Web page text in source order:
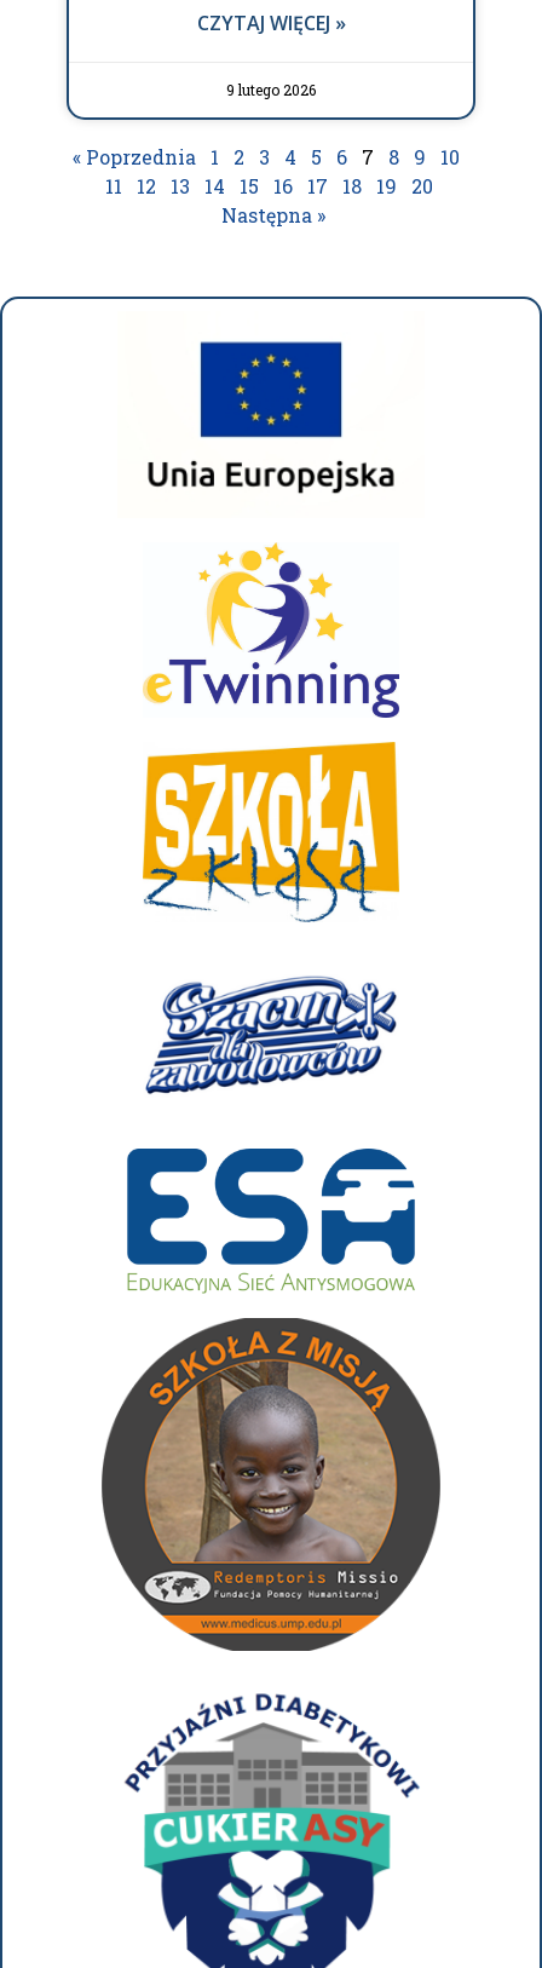
CZYTAJ WIĘCEJ »
9 lutego 2026
« Poprzednia 1 2 3 4 5 6 7 8 9
10
11
12 13 14 15 16 17 18 19
20
Następna »